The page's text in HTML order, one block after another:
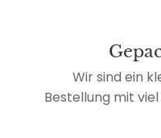
Wir sind ein
Bestellung mit